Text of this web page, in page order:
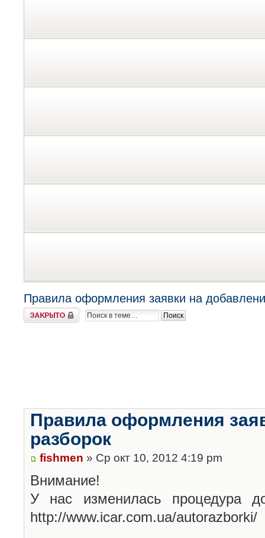
Правила оформления заявки на
Закрыто
Правила оформления
разборок
fishmen » Ср окт 10, 2012 4:19 pm
Внимание!
У нас изменилась процедура
http://www.icar.com.ua/autorazborki/